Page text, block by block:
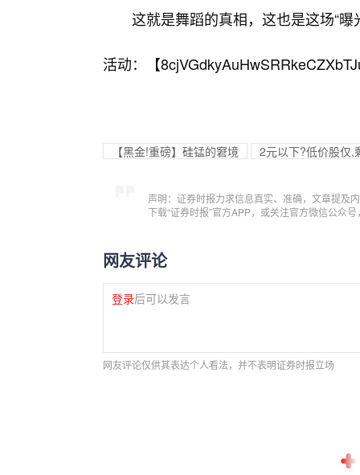
这就是舞蹈的真相，这也是这场“
活动：【
【黑金!重磅】硅锰的窘境 2元以下?低价股仅,
声明：证券时报力求信息真实、准确，文章提及
下载“证券时报”官方APP，或关注官方微信公众
网友评论
登录后可以发言
网友评论仅供其表达个人看法，并不表明证券时报立场